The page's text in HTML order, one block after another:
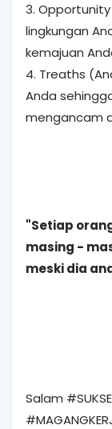
3.
lingkungan
kemajuan
4. Treaths
Anda
mengancam
"Setiap
masing -
meski dia
Salam